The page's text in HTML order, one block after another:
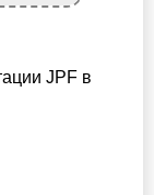
JPF в